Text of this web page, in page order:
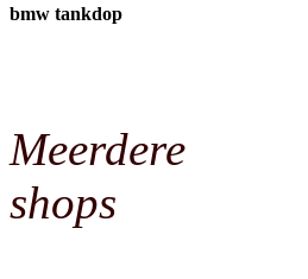
bmw tankdop
Meerdere
shops